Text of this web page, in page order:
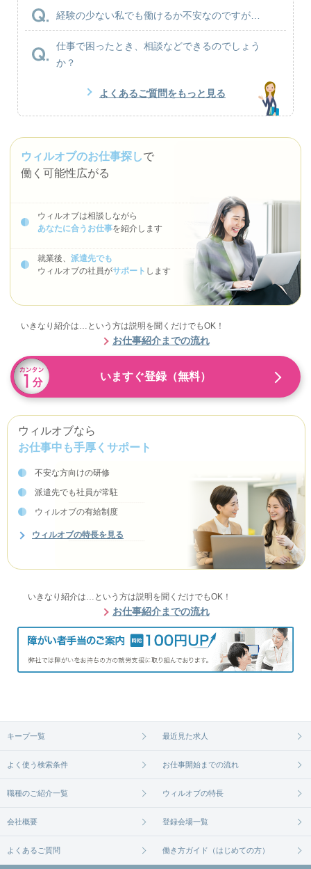
経験の少ない私でも働けるか不安なのですが…
仕事で困ったとき、相談などできるのでしょう
か？
よくあるご質問をもっと見る
ウィルオブのお仕事探しで
働く可能性広がる
ウィルオブは相談しながら
あなたに合うお仕事を紹介します
就業後、 派遣先でも
ウィルオブの社員がサポート します
いきなり紹介は…という方は説明を聞くだけでもOK！
お仕事紹介までの流れ
いますぐ登録（無料）
ウィルオブなら
お仕事中も手厚くサポート
不安な方向けの研修
派遣先でも社員が常駐
ウィルオブの有給制度
ウィルオブの特長を見る
いきなり紹介は…という方は説明を聞くだけでもOK！
お仕事紹介までの流れ
キープ一覧 最近見た求人
よく使う検索条件 お仕事開始までの流れ
職種のご紹介一覧 ウィルオブの特長
会社概要 登録会場一覧
よくあるご質問 働き方ガイド（はじめての方）